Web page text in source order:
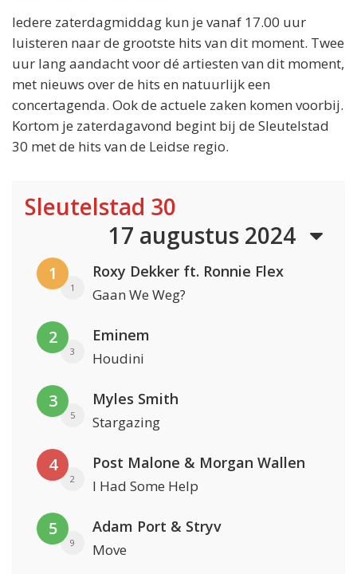
Iedere zaterdagmiddag kun je vanaf 17.00 uur
luisteren naar de grootste hits van dit moment. Twee
uur lang aandacht voor dé artiesten van dit moment,
met nieuws over de hits en natuurlijk een
concertagenda. Ook de actuele zaken komen voorbij.
Kortom je zaterdagavond begint bij de Sleutelstad
30 met de hits van de Leidse regio.
Sleutelstad 30
17 augustus 2024
1
1
Roxy Dekker ft. Ronnie Flex
Gaan We Weg?
2
3
Eminem
Houdini
3
5
Myles Smith
Stargazing
4
2
Post Malone & Morgan Wallen
I Had Some Help
5
9
Adam Port & Stryv
Move